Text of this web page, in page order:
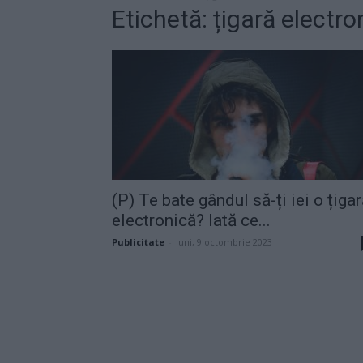
Etichetă: țigară
(P) Te bate gândul să-ți iei o
electronică? Iată ce...
Publicitate luni, 9 octombrie 2023